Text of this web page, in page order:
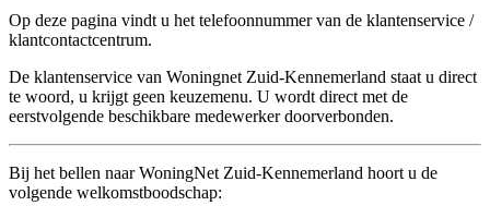
Op deze pagina vindt u het telefoonnummer van de klantenservice /
klantcontactcentrum.
De klantenservice van Woningnet Zuid-Kennemerland staat u direct
te woord, u krijgt geen keuzemenu. U wordt direct met de
eerstvolgende beschikbare medewerker doorverbonden.
Bij het bellen naar WoningNet Zuid-Kennemerland hoort u de
volgende welkomstboodschap: